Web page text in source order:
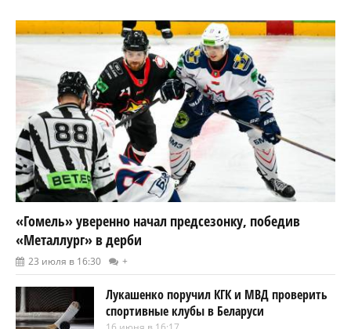
«Гомель» уверенно начал предсезонку, победив
«Металлург» в дерби
23 июля в 16:30 +
Лукашенко поручил КГК и МВД проверить
спортивные клубы в Беларуси